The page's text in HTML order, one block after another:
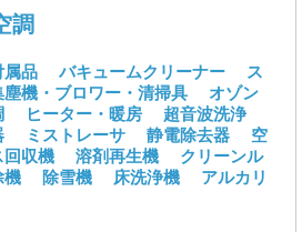
調
属品 バキュームクリーナー
ス
塵機・ブロワー・清掃具
オゾン
ヒーター・暖房
超音波洗浄
ミストレーサ 静電除去器
空
回収機 溶剤再生機
クリーンル
機 除雪機 床洗浄機
アルカリ